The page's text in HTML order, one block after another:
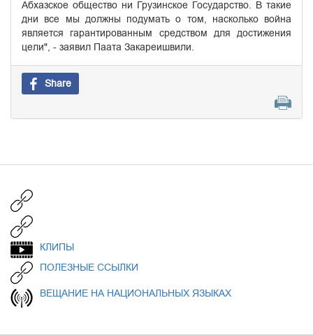
Абхазское общество ни Грузинское Государство. В такие
дни все мы должны подумать о том, насколько война
является гарантированным средством для достижения
цели", - заявил Паата Закареишвили.
Share
КЛИПЫ
ПОЛЕЗНЫЕ ССЫЛКИ
ВЕЩАНИЕ НА НАЦИОНАЛЬНЫХ ЯЗЫКАХ